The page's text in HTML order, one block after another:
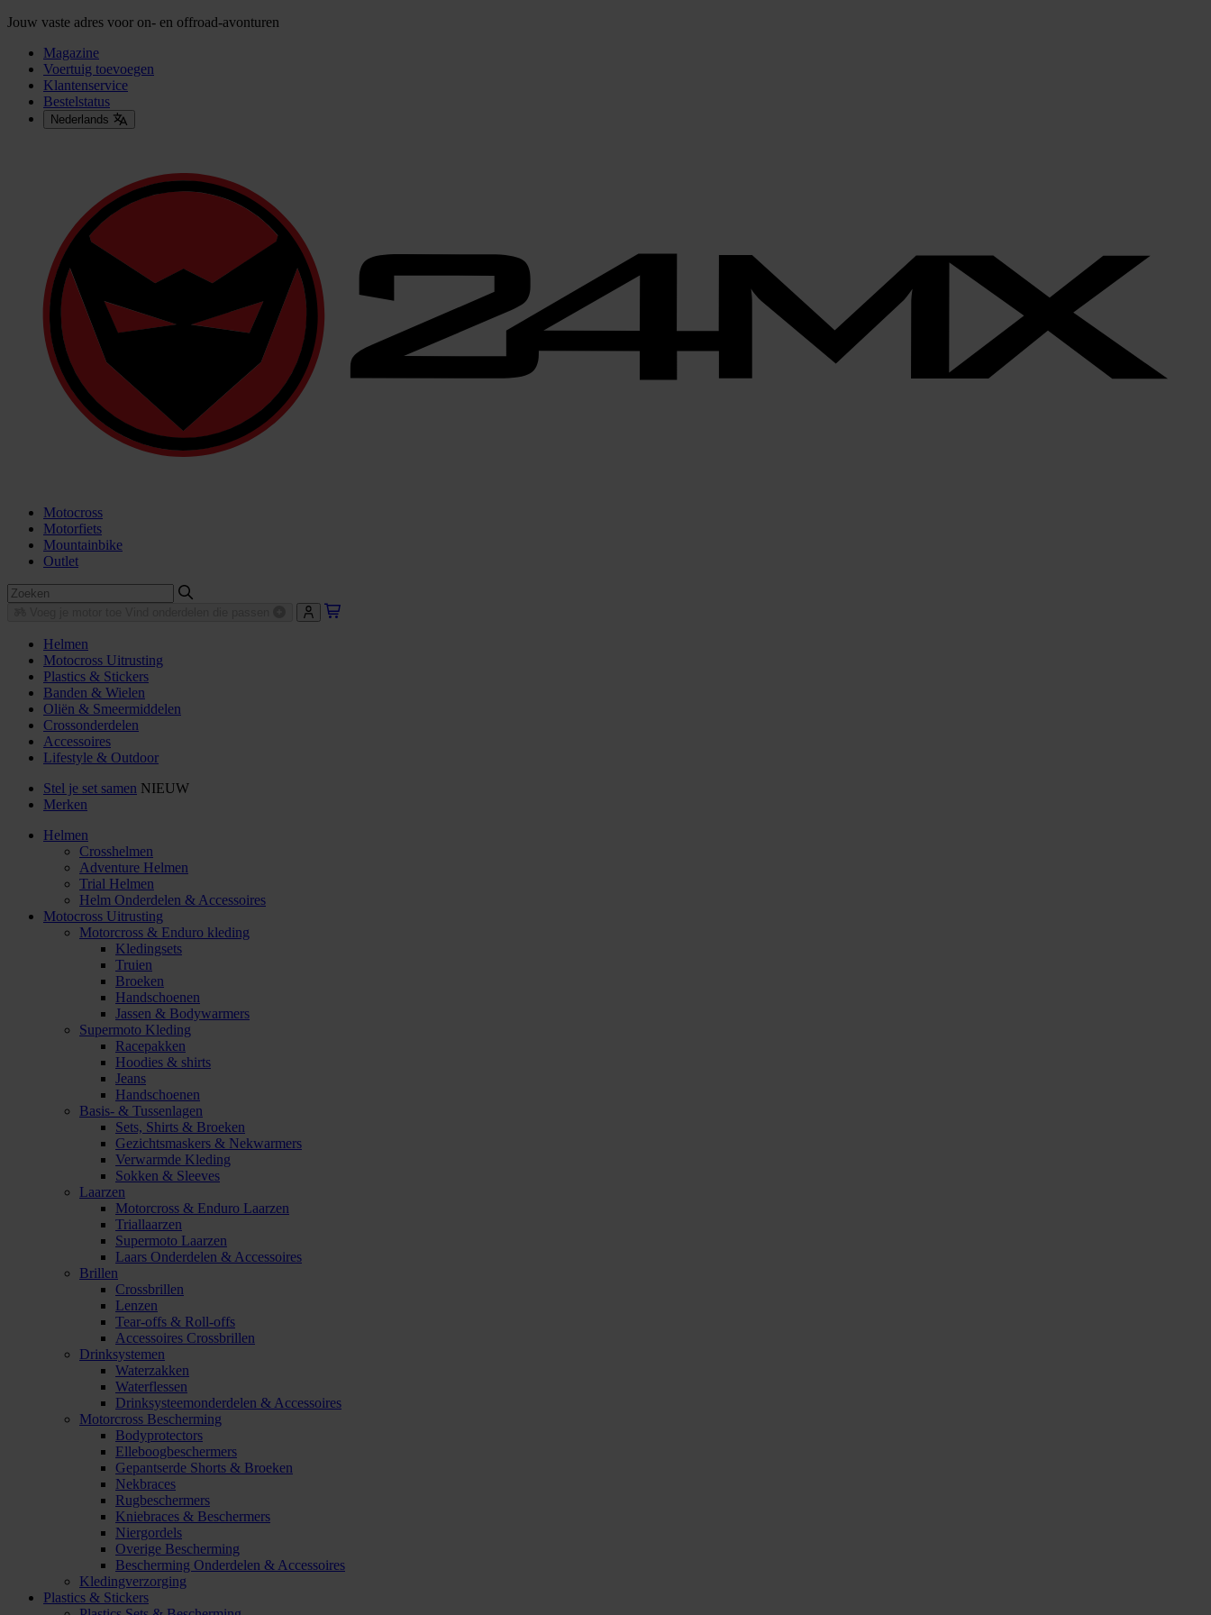
Jouw vaste adres voor on- en offroad-avonturen
Magazine
Voertuig toevoegen
Klantenservice
Bestelstatus
Nederlands
Motocross
Motorfiets
Mountainbike
Outlet
Helmen
Motocross Uitrusting
Plastics & Stickers
Banden & Wielen
Oliën & Smeermiddelen
Crossonderdelen
Accessoires
Lifestyle & Outdoor
Stel je set samen NIEUW
Merken
Helmen
Crosshelmen
Adventure Helmen
Trial Helmen
Helm Onderdelen & Accessoires
Motocross Uitrusting
Motorcross & Enduro kleding
Kledingsets
Truien
Broeken
Handschoenen
Jassen & Bodywarmers
Supermoto Kleding
Racepakken
Hoodies & shirts
Jeans
Handschoenen
Basis- & Tussenlagen
Sets, Shirts & Broeken
Gezichtsmaskers & Nekwarmers
Verwarmde Kleding
Sokken & Sleeves
Laarzen
Motorcross & Enduro Laarzen
Triallaarzen
Supermoto Laarzen
Laars Onderdelen & Accessoires
Brillen
Crossbrillen
Lenzen
Tear-offs & Roll-offs
Accessoires Crossbrillen
Drinksystemen
Waterzakken
Waterflessen
Drinksysteemonderdelen & Accessoires
Motorcross Bescherming
Bodyprotectors
Elleboogbeschermers
Gepantserde Shorts & Broeken
Nekbraces
Rugbeschermers
Kniebraces & Beschermers
Niergordels
Overige Bescherming
Bescherming Onderdelen & Accessoires
Kledingverzorging
Plastics & Stickers